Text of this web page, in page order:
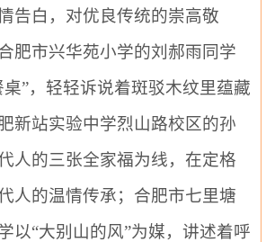
告白，对优良传统的崇高敬
肥市兴华苑小学的刘郝雨同学
桌”，轻轻诉说着斑驳木纹里蕴藏
新站实验中学烈山路校区的孙
人的三张全家福为线，在定格
人的温情传承；合肥市七里塘
以“大别山的风”为媒，讲述着呼